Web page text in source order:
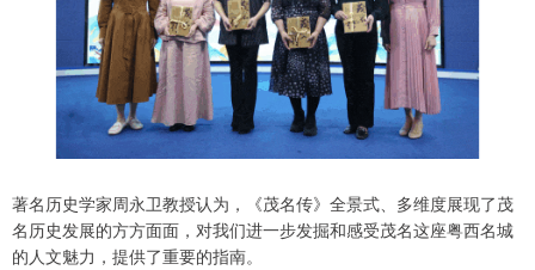
著名历史学家周永卫教授认为，《茂名传》全景式、多维度展现了茂
名历史发展的方方面面，对我们进一步发掘和感受茂名这座粤西名城
的人文魅力，提供了重要的指南。